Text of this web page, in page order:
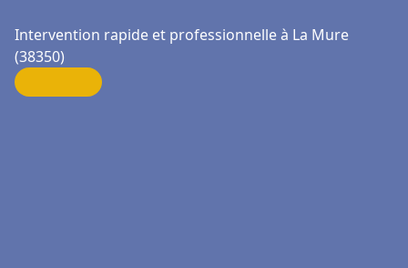
Intervention rapide et professionnelle à La Mure
(38350)